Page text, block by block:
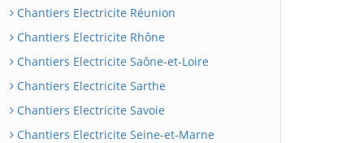
Chantiers Electricite Réunion
Chantiers Electricite Rhône
Chantiers Electricite Saône-et-Loire
Chantiers Electricite Sarthe
Chantiers Electricite Savoie
Chantiers Electricite Seine-et-Marne